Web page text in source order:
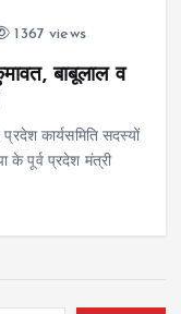
1367 views
बाबूलाल व
कार्यसमिति सदस्यों
के पूर्व प्रदेश मंत्री